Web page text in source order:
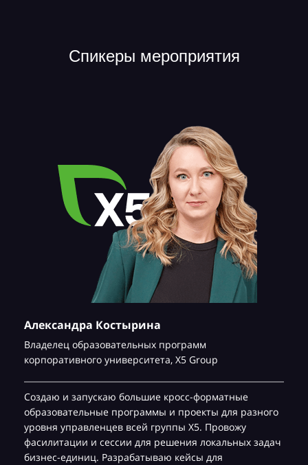
Спикеры мероприятия
Александра Костырина
Владелец образовательных программ
корпоративного университета, Х5 Group
Создаю и запускаю большие кросс-форматные
образовательные программы и проекты для разного
уровня управленцев всей группы Х5. Провожу
фасилитации и сессии для решения локальных задач
бизнес-единиц. Разрабатываю кейсы для